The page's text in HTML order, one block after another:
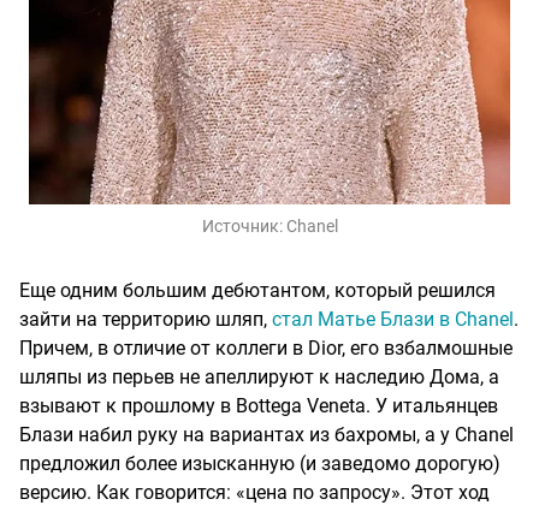
Источник: Chanel
Еще одним большим дебютантом, который решился
зайти на территорию шляп, стал Матье Блази в Chanel.
Причем, в отличие от коллеги в Dior, его взбалмошные
шляпы из перьев не апеллируют к наследию Дома, а
взывают к прошлому в Bottega Veneta. У итальянцев
Блази набил руку на вариантах из бахромы, а у Chanel
предложил более изысканную (и заведомо дорогую)
версию. Как говорится: «цена по запросу». Этот ход